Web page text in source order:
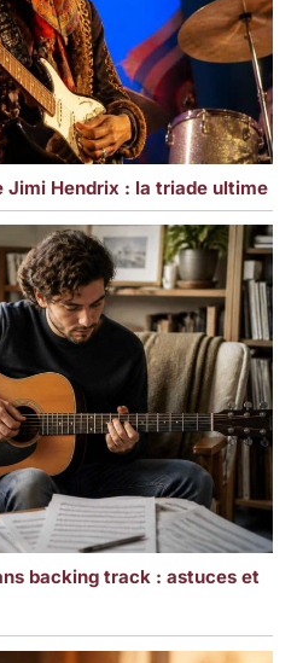
Jimi Hendrix : la triade ultime
backing track : astuces et